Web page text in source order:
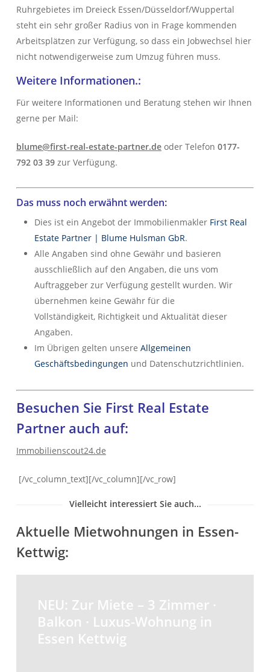
Ruhrgebietes im Dreieck Essen/Düsseldorf/Wuppertal
steht ein sehr großer Radius von in Frage kommenden
Arbeitsplätzen zur Verfügung, so dass ein Jobwechsel hier
nicht notwendigerweise zum Umzug führen muss.
Weitere Informationen.:
Für weitere Informationen und Beratung stehen wir Ihnen
gerne per Mail:
blume@first-real-estate-partner.deoder Telefon 0177-
792 03 39 zur Verfügung.
Das muss noch erwähnt werden:
Dies ist ein Angebot der Immobilienmakler First Real
Estate Partner | Blume Hulsman GbR.
Alle Angaben sind ohne Gewähr und basieren
ausschließlich auf den Angaben, die uns vom
Auftraggeber zur Verfügung gestellt wurden. Wir
übernehmen keine Gewähr für die
Vollständigkeit, Richtigkeit und Aktualität dieser
Angaben.
Im Übrigen gelten unsere Allgemeinen
Geschäftsbedingungen und Datenschutzrichtlinien.
Besuchen Sie First Real Estate
Partner auch auf:
Immobilienscout24.de
[/vc_column_text][/vc_column][/vc_row]
Vielleicht interessiert Sie auch...
Aktuelle Mietwohnungen in Essen-
Kettwig:
NEU: Zur Miete – 3 Zimmer ·
Balkon · Luxus-Wohnung in
Essen Kettwig